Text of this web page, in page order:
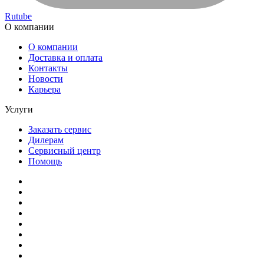
Rutube
О компании
О компании
Доставка и оплата
Контакты
Новости
Карьера
Услуги
Заказать сервис
Дилерам
Сервисный центр
Помощь